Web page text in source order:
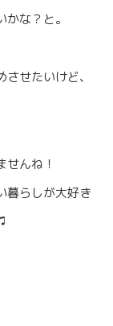
な？と。
せたいけど、
んね！
暮らしが大好き